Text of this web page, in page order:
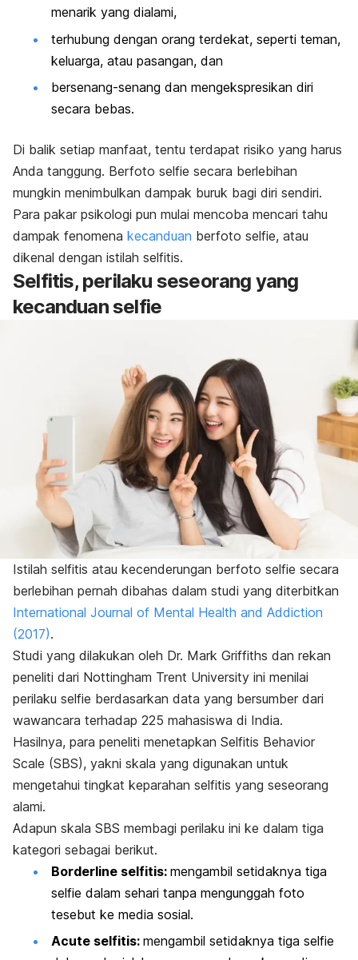
menarik yang dialami,
terhubung dengan orang terdekat, seperti teman,
keluarga, atau pasangan, dan
bersenang-senang dan mengekspresikan diri
secara bebas.
Di balik setiap manfaat, tentu terdapat risiko yang harus
Anda tanggung. Berfoto selfie secara berlebihan
mungkin menimbulkan dampak buruk bagi diri sendiri.
Para pakar psikologi pun mulai mencoba mencari tahu
dampak fenomena kecanduan berfoto selfie, atau
dikenal dengan istilah selfitis.
Selfitis, perilaku seseorang yang
kecanduanselfie
Istilah selfitis atau kecenderungan berfoto selfie secara
berlebihan pernah dibahas dalam studi yang diterbitkan
International Journal of Mental Health and Addiction
(2017).
Studi yang dilakukan oleh Dr. Mark Griffiths dan rekan
peneliti dari Nottingham Trent University ini menilai
perilaku selfie berdasarkan data yang bersumber dari
wawancara terhadap 225 mahasiswa di India.
Hasilnya, para peneliti menetapkan Selfitis Behavior
Scale (SBS), yakni skala yang digunakan untuk
mengetahui tingkat keparahan selfitis yang seseorang
alami.
Adapun skala SBS membagi perilaku ini ke dalam tiga
kategori sebagai berikut.
Borderline selfitis: mengambil setidaknya tiga
selfie dalam sehari tanpa mengunggah foto
tesebut ke media sosial.
Acute selfitis: mengambil setidaknya tiga selfie